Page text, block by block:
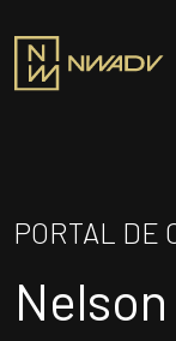
Entregas e
Pensamento
PORTAL DE